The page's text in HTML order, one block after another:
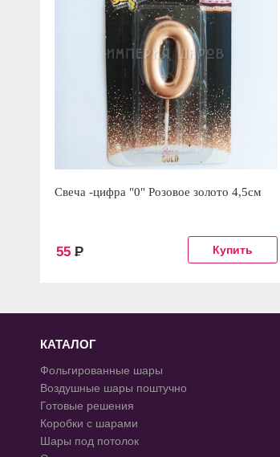
Свеча -цифра "0" Розовое золото 4,5см
55 Р
КАТАЛОГ
Фольгированные шары
Воздушные шары поштучно
Готовые решения
Коробки с шарами
Шары под потолок